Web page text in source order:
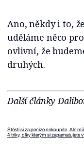
Ano, někdy i to,
uděláme něco
ovlivní, že
druhých.
Další články
Štěstí si za peníze nekoupíte. Ale
4 triky, díky kterým si zapamatujete